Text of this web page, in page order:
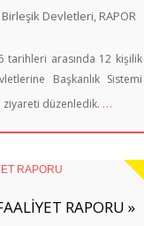
Devletleri, RAPOR
tarihleri arasında 12 kişilik
Başkanlık Sistemi
ziyareti düzenledik. …
RAPORU »